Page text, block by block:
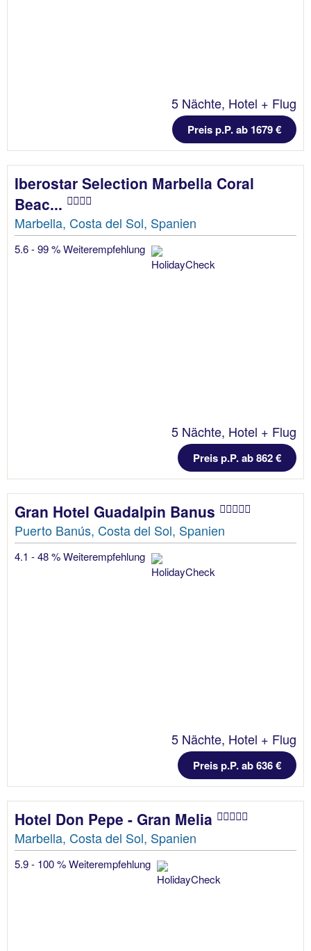
5 Nächte, Hotel + Flug
Preis p.P. ab 1679 €
Iberostar Selection Marbella Coral
Beac...
Marbella, Costa del Sol, Spanien
5.6 - 99 % Weiterempfehlung
5 Nächte, Hotel + Flug
Preis p.P. ab 862 €
Gran Hotel Guadalpin Banus
Puerto Banús, Costa del Sol, Spanien
4.1 - 48 % Weiterempfehlung
5 Nächte, Hotel + Flug
Preis p.P. ab 636 €
Hotel Don Pepe - Gran Melia
Marbella, Costa del Sol, Spanien
5.9 - 100 % Weiterempfehlung